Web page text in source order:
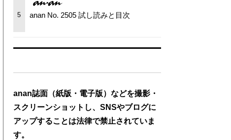
5 anan No. 2505 試し読みと目次
anan誌面（紙版・電子版）などを撮影・
スクリーンショットし、SNSやブログに
アップすることは法律で禁止されていま
す。